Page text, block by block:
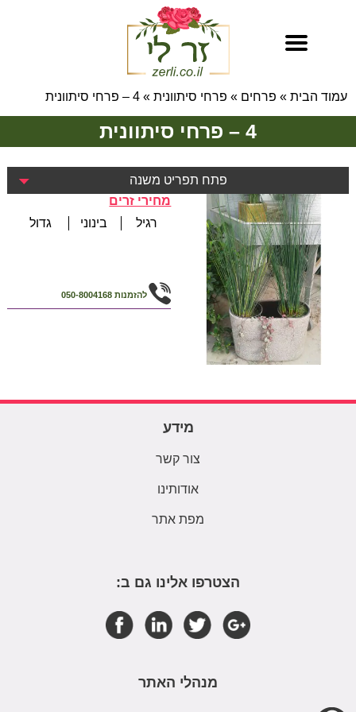
עמוד הבית » פרחים » פרחי סיתוונית » 4 – פרחי סיתוונית
4 – פרחי סיתוונית
פתח תפריט משנה
מחירי זרים
רגיל
בינוני גדול
להזמנות 050-8004168
מידע
צור קשר
אודותינו
מפת אתר
הצטרפו אלינו גם ב:
מנהלי האתר